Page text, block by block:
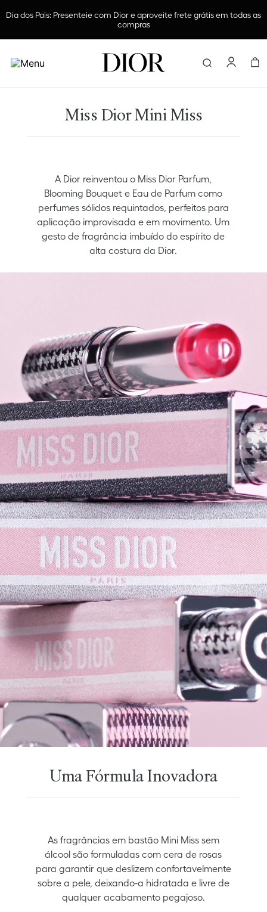
Declare seu amor e receba nécessaire exclusiva em compras de
Fragrâncias Masculinas acima de R$1299
Encontre
Miss Dior Mini Miss
A Dior reinventou o Miss Dior Parfum,
Blooming Bouquet e Eau de Parfum como
perfumes sólidos requintados, perfeitos para
aplicação improvisada e em movimento. Um
gesto de fragrância imbuído do espírito de
alta costura da Dior.
Uma Fórmula Inovadora
As fragrâncias em bastão Mini Miss sem
álcool são formuladas com cera de rosas
para garantir que deslizem confortavelmente
sobre a pele, deixando-a hidratada e livre de
qualquer acabamento pegajoso.